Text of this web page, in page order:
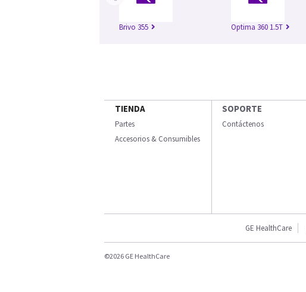
Brivo 355 Optima 360 1.5T
TIENDA
Partes
Accesorios & Consumibles
SOPORTE
Contáctenos
GE HealthCare
©2026 GE HealthCare